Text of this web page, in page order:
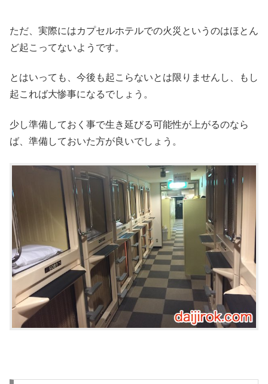
ただ、実際にはカプセルホテルでの火災というのはほとん
ど起こってないようです。
とはいっても、今後も起こらないとは限りませんし、もし
起これば大惨事になるでしょう。
少し準備しておく事で生き延びる可能性が上がるのなら
ば、準備しておいた方が良いでしょう。